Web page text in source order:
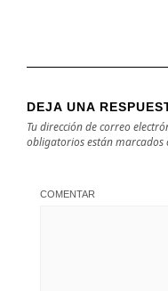
DEJA UNA
Tu dirección de correo
obligatorios están marcados
COMENTAR